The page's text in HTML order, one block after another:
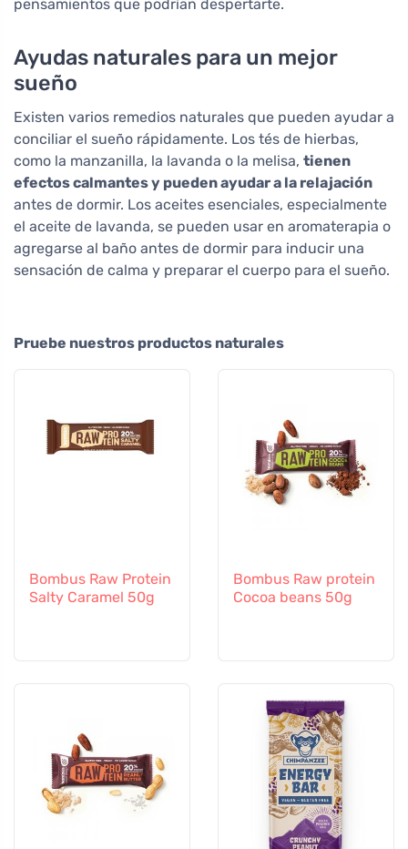
pensamientos que podrían despertarte.
Ayudas naturales para un mejor
sueño
Existen varios remedios naturales que pueden ayudar a
conciliar el sueño rápidamente. Los tés de hierbas,
como la manzanilla, la lavanda o la melisa, tienen
efectos calmantes y pueden ayudar a la relajación
antes de dormir. Los aceites esenciales, especialmente
el aceite de lavanda, se pueden usar en aromaterapia o
agregarse al baño antes de dormir para inducir una
sensación de calma y preparar el cuerpo para el sueño.
Pruebe nuestros productos naturales
Bombus Raw Protein
Salty Caramel 50g
Bombus Raw protein
Cocoa beans 50g